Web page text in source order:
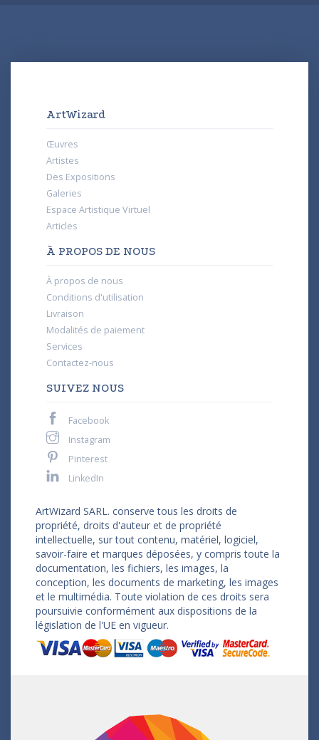
ArtWizard
Œuvres
Artistes
Des Expositions
Galeries
Espace Artistique Virtuel
Articles
À PROPOS DE NOUS
À propos de nous
Conditions d'utilisation
Livraison
Modalités de paiement
Services
Contactez-nous
SUIVEZ NOUS
Facebook
Instagram
Pinterest
LinkedIn
ArtWizard SARL. conserve tous les droits de
propriété, droits d'auteur et de propriété
intellectuelle, sur tout contenu, matériel, logiciel,
savoir-faire et marques déposées, y compris toute la
documentation, les fichiers, les images, la
conception, les documents de marketing, les images
et le multimédia. Toute violation de ces droits sera
poursuivie conformément aux dispositions de la
législation de l'UE en vigueur.